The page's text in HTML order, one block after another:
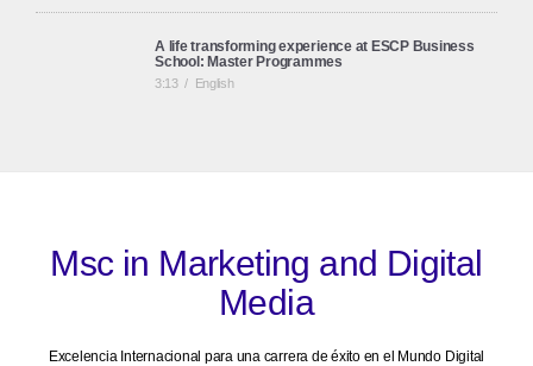
A life transforming experience at ESCP Business
School: Master Programmes
3:13/ English
The Master in Management: First Impressions
English
Msc in Marketing and Digital
Media
Excelencia Internacional para una carrera de éxito en el Mundo Digital